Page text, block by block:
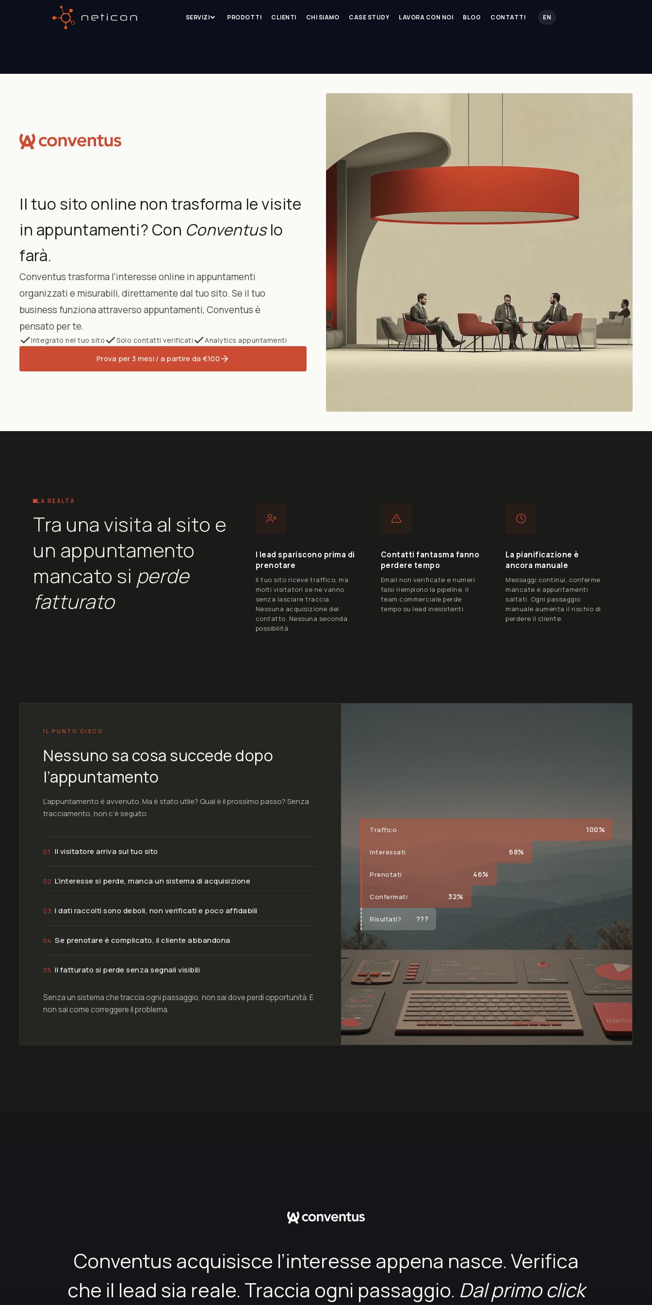
SERVIZI› PRODOTTI CLIENTI CHI SIAMO CASE STUDY LAVORA CON NOI BLOG CONTATTI EN
Il tuo sito online non trasforma le visite
in appuntamenti? Con Conventuslo
farà.
Conventus trasforma l’interesse online in appuntamenti
organizzati e misurabili, direttamente dal tuo sito. Se il tuo
business funziona attraverso appuntamenti, Conventus è
pensato per te.
Integrato nel tuo sito Solo contatti verificati Analytics appuntamenti
Prova per 3 mesi / a partire da €100
LA REALTÀ
Tra una visita al sito e
un appuntamento
mancato si perde
fatturato
I lead spariscono prima di
prenotare
Il tuo sito riceve traffico, ma
molti visitatori se ne vanno
senza lasciare traccia.
Nessuna acquisizione del
contatto. Nessuna seconda
possibilità.
Contatti fantasma fanno
perdere tempo
Email non verificate e numeri
falsi riempiono la pipeline. Il
team commerciale perde
tempo su lead inesistenti.
La pianificazione è
ancora manuale
Messaggi continui, conferme
mancate e appuntamenti
saltati. Ogni passaggio
manuale aumenta il rischio di
perdere il cliente.
IL PUNTO CIECO
Nessuno sa cosa succede dopo
l’appuntamento
L’appuntamento è avvenuto. Ma è stato utile? Qual è il prossimo passo? Senza
tracciamento, non c’è seguito.
01 Il visitatore arriva sul tuo sito
02 L’interesse si perde, manca un sistema di acquisizione
03 I dati raccolti sono deboli, non verificati e poco affidabili
04 Se prenotare è complicato, il cliente abbandona
05 Il fatturato si perde senza segnali visibili
Senza un sistema che traccia ogni passaggio, non sai dove perdi opportunità. E
non sai come correggere il problema.
Traffico 100%
Interessati 68%
Prenotati 46%
Confermati 32%
Risultati? ???
Conventus acquisisce l’interesse appena nasce. Verifica
che il lead sia reale. Traccia ogni passaggio. Dal primo click